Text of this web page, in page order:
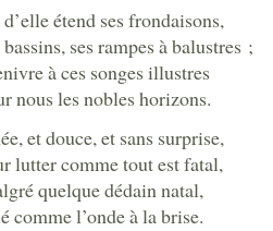
étend ses frondaisons,
ses rampes à balustres ;
à ces songes illustres
nous les nobles horizons.
et douce, et sans surprise,
lutter comme tout est fatal,
quelque dédain natal,
comme l’onde à la brise.